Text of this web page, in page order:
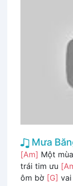
Mưa
[Am] Một
trái tim ưu
ôm bờ [G]